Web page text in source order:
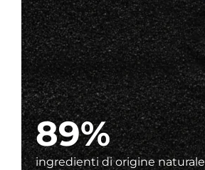
89%
ingredienti di origine naturale